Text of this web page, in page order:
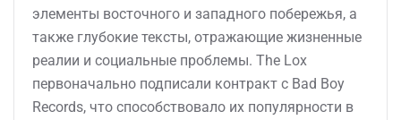
элементы восточного и западного побережья, а
также глубокие тексты, отражающие жизненные
реалии и социальные проблемы. The Lox
первоначально подписали контракт с Bad Boy
Records, что способствовало их популярности в